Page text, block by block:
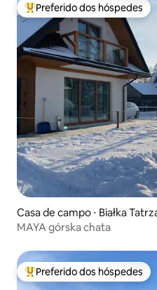
Entre os melhores
Preferido dos hóspedes
Casa de campo ⋅ Białka
MAYA górska chata
Entre os melhores preferidos
Preferido dos hóspedes